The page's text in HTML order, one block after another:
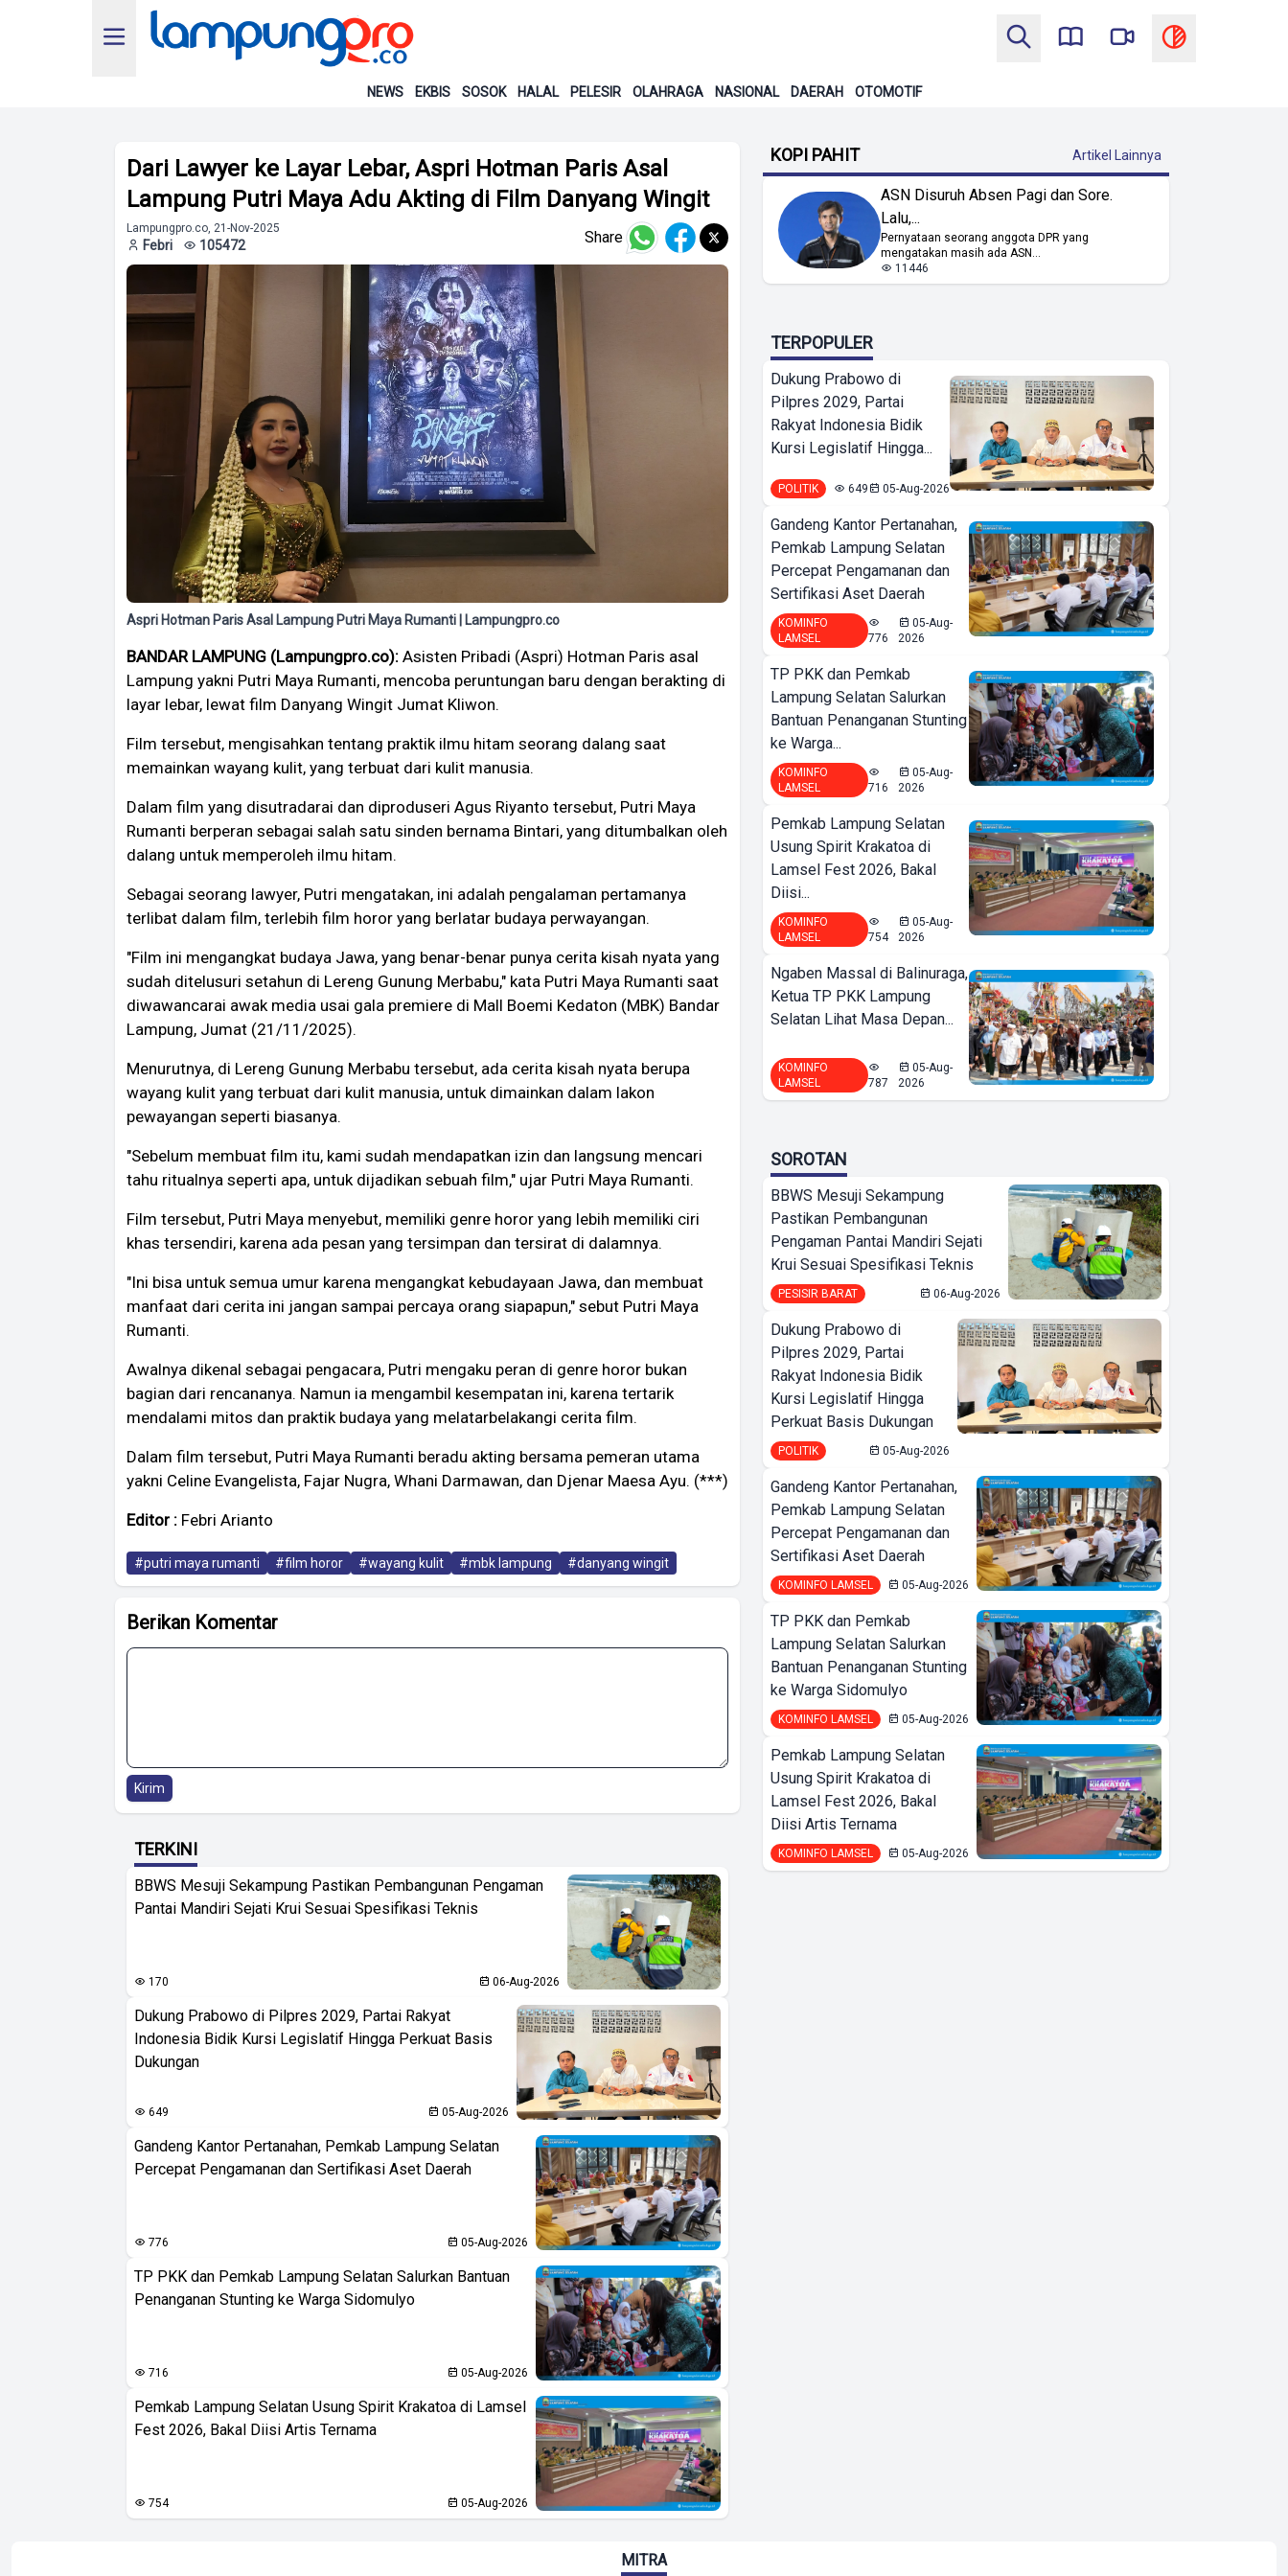
NEWS EKBIS SOSOK HALAL PELESIR OLAHRAGA NASIONAL DAERAH OTOMOTIF
Dari Lawyer ke Layar Lebar, Aspri Hotman Paris Asal
Lampung Putri Maya Adu Akting di Film Danyang Wingit
Lampungpro.co, 21-Nov-2025
Febri 105472 Share
Aspri Hotman Paris Asal Lampung Putri Maya Rumanti | Lampungpro.co
BANDAR LAMPUNG (Lampungpro.co): Asisten Pribadi (Aspri) Hotman Paris asal
Lampung yakni Putri Maya Rumanti, mencoba peruntungan baru dengan berakting di
layar lebar, lewat film Danyang Wingit Jumat Kliwon.
Film tersebut, mengisahkan tentang praktik ilmu hitam seorang dalang saat
memainkan wayang kulit, yang terbuat dari kulit manusia.
Dalam film yang disutradarai dan diproduseri Agus Riyanto tersebut, Putri Maya
Rumanti berperan sebagai salah satu sinden bernama Bintari, yang ditumbalkan oleh
dalang untuk memperoleh ilmu hitam.
Sebagai seorang lawyer, Putri mengatakan, ini adalah pengalaman pertamanya
terlibat dalam film, terlebih film horor yang berlatar budaya perwayangan.
"Film ini mengangkat budaya Jawa, yang benar-benar punya cerita kisah nyata yang
sudah ditelusuri setahun di Lereng Gunung Merbabu," kata Putri Maya Rumanti saat
diwawancarai awak media usai gala premiere di Mall Boemi Kedaton (MBK) Bandar
Lampung, Jumat (21/11/2025).
Menurutnya, di Lereng Gunung Merbabu tersebut, ada cerita kisah nyata berupa
wayang kulit yang terbuat dari kulit manusia, untuk dimainkan dalam lakon
pewayangan seperti biasanya.
"Sebelum membuat film itu, kami sudah mendapatkan izin dan langsung mencari
tahu ritualnya seperti apa, untuk dijadikan sebuah film," ujar Putri Maya Rumanti.
Film tersebut, Putri Maya menyebut, memiliki genre horor yang lebih memiliki ciri
khas tersendiri, karena ada pesan yang tersimpan dan tersirat di dalamnya.
"Ini bisa untuk semua umur karena mengangkat kebudayaan Jawa, dan membuat
manfaat dari cerita ini jangan sampai percaya orang siapapun," sebut Putri Maya
Rumanti.
Awalnya dikenal sebagai pengacara, Putri mengaku peran di genre horor bukan
bagian dari rencananya. Namun ia mengambil kesempatan ini, karena tertarik
mendalami mitos dan praktik budaya yang melatarbelakangi cerita film.
Dalam film tersebut, Putri Maya Rumanti beradu akting bersama pemeran utama
yakni Celine Evangelista, Fajar Nugra, Whani Darmawan, dan Djenar Maesa Ayu. (***)
Editor : Febri Arianto
#putri maya rumanti #film horor #wayang kulit #mbk lampung #danyang wingit
Berikan Komentar
Kirim
TERKINI
BBWS Mesuji Sekampung Pastikan Pembangunan Pengaman
Pantai Mandiri Sejati Krui Sesuai Spesifikasi Teknis
170 06-Aug-2026
Dukung Prabowo di Pilpres 2029, Partai Rakyat
Indonesia Bidik Kursi Legislatif Hingga Perkuat Basis
Dukungan
649 05-Aug-2026
Gandeng Kantor Pertanahan, Pemkab Lampung Selatan
Percepat Pengamanan dan Sertifikasi Aset Daerah
776 05-Aug-2026
TP PKK dan Pemkab Lampung Selatan Salurkan Bantuan
Penanganan Stunting ke Warga Sidomulyo
716 05-Aug-2026
Pemkab Lampung Selatan Usung Spirit Krakatoa di Lamsel
Fest 2026, Bakal Diisi Artis Ternama
754 05-Aug-2026
KOPI PAHIT Artikel Lainnya
ASN Disuruh Absen Pagi dan Sore.
Lalu,...
Pernyataan seorang anggota DPR yang
mengatakan masih ada ASN...
11446
TERPOPULER
Dukung Prabowo di
Pilpres 2029, Partai
Rakyat Indonesia Bidik
Kursi Legislatif Hingga...
POLITIK 649 05-Aug-2026
Gandeng Kantor Pertanahan,
Pemkab Lampung Selatan
Percepat Pengamanan dan
Sertifikasi Aset Daerah
KOMINFO
LAMSEL
776
05-Aug-
2026
TP PKK dan Pemkab
Lampung Selatan Salurkan
Bantuan Penanganan Stunting
ke Warga...
KOMINFO
LAMSEL
716
05-Aug-
2026
Pemkab Lampung Selatan
Usung Spirit Krakatoa di
Lamsel Fest 2026, Bakal
Diisi...
KOMINFO
LAMSEL
754
05-Aug-
2026
Ngaben Massal di Balinuraga,
Ketua TP PKK Lampung
Selatan Lihat Masa Depan...
KOMINFO
LAMSEL
787
05-Aug-
2026
SOROTAN
BBWS Mesuji Sekampung
Pastikan Pembangunan
Pengaman Pantai Mandiri Sejati
Krui Sesuai Spesifikasi Teknis
PESISIR BARAT 06-Aug-2026
Dukung Prabowo di
Pilpres 2029, Partai
Rakyat Indonesia Bidik
Kursi Legislatif Hingga
Perkuat Basis Dukungan
POLITIK 05-Aug-2026
Gandeng Kantor Pertanahan,
Pemkab Lampung Selatan
Percepat Pengamanan dan
Sertifikasi Aset Daerah
KOMINFO LAMSEL 05-Aug-2026
TP PKK dan Pemkab
Lampung Selatan Salurkan
Bantuan Penanganan Stunting
ke Warga Sidomulyo
KOMINFO LAMSEL 05-Aug-2026
Pemkab Lampung Selatan
Usung Spirit Krakatoa di
Lamsel Fest 2026, Bakal
Diisi Artis Ternama
KOMINFO LAMSEL 05-Aug-2026
MITRA